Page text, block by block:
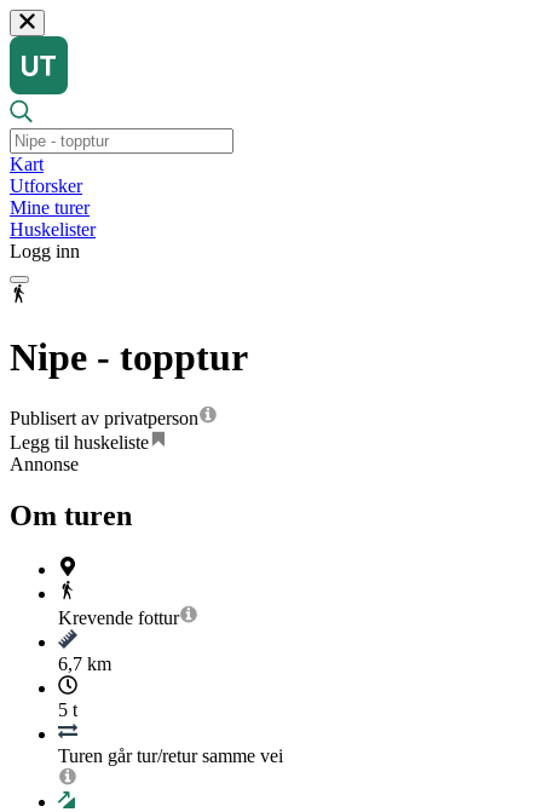
Kart
Utforsker
Mine turer
Huskelister
Logg inn
Nipe - topptur
Publisert av privatperson
Legg til huskeliste
Annonse
Om turen
Krevende fottur
6,7 km
5 t
Turen går tur/retur samme vei